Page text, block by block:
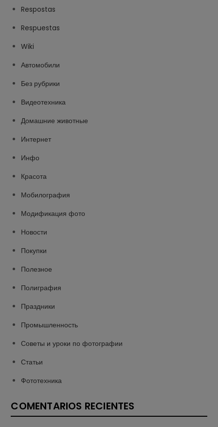
Respostas
Respuestas
Wiki
Автомобили
Без рубрики
Видеотехника
Домашние животные
Интернет
Инфо
Красота
Мобилография
Модификация фото
Новости
Покупки
Полезное
Полиграфия
Праздники
Промышленность
Советы и уроки по фотографии
Статьи
Фототехника
COMENTARIOS RECIENTES